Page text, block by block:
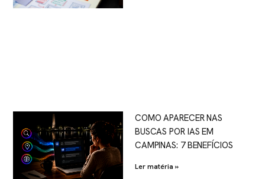
COMO APARECER NAS
BUSCAS POR IAS EM
CAMPINAS: 7 BENEFÍCIOS
Ler matéria »